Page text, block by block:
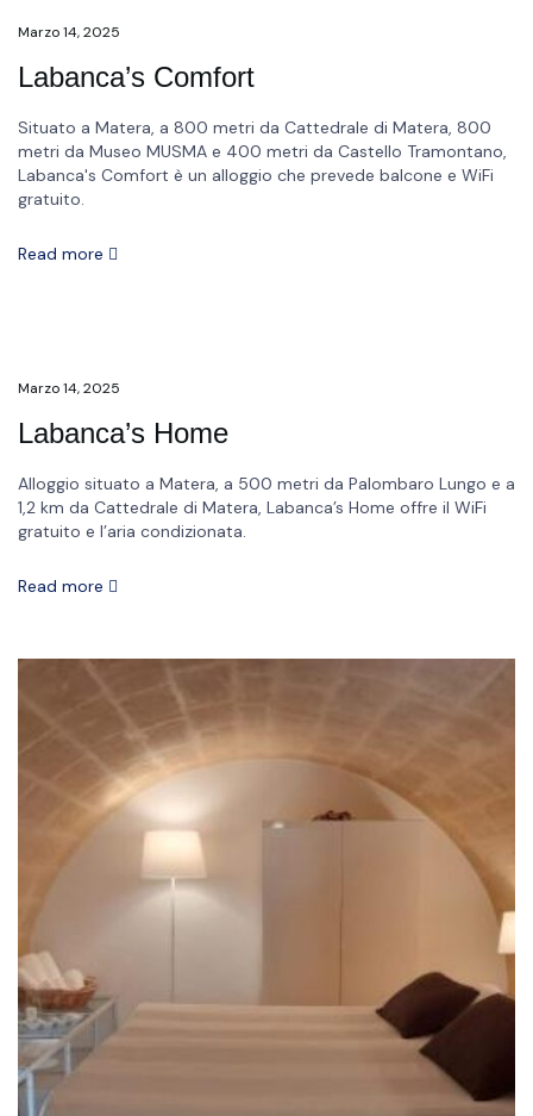
Marzo 14, 2025
Labanca’s Comfort
Situato a Matera, a 800 metri da Cattedrale di Matera, 800
metri da Museo MUSMA e 400 metri da Castello Tramontano,
Labanca's Comfort è un alloggio che prevede balcone e WiFi
gratuito.
Read more
Marzo 14, 2025
Labanca’s Home
Alloggio situato a Matera, a 500 metri da Palombaro Lungo e a
1,2 km da Cattedrale di Matera, Labanca’s Home offre il WiFi
gratuito e l’aria condizionata.
Read more